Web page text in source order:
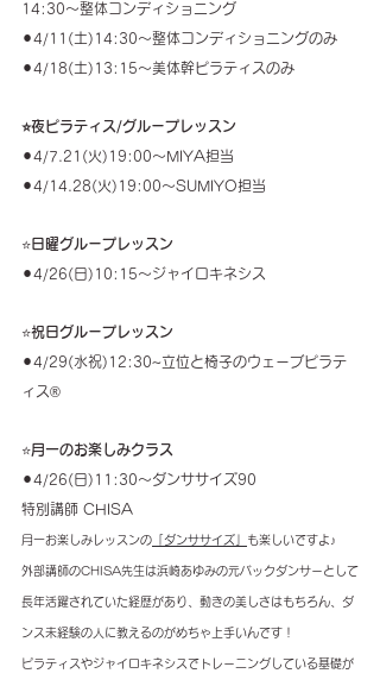
14:30〜整体コンディショニング
⚫︎4/11(土)14:30〜整体コンディショニングのみ
⚫︎4/18(土)13:15〜美体幹ピラティスのみ
⭐️夜ピラティス/グループレッスン
⚫︎4/7.21(火)19:00〜MIYA担当
⚫︎4/14.28(火)19:00〜SUMIYO担当
⭐️日曜グループレッスン
⚫︎4/26(日)10:15〜ジャイロキネシス
⭐️祝日グループレッスン
⚫︎4/29(水祝)12:30~立位と椅子のウェーブピラテ
ィス®
⭐️月一のお楽しみクラス
⚫︎4/26(日)11:30〜ダンササイズ90
特別講師 CHISA
月一お楽しみレッスンの 「ダンササイズ」 も楽しいですよ♪
外部講師のCHISA先生は浜崎あゆみの元バックダンサーとして
長年活躍されていた経歴があり、動きの美しさはもちろん、ダ
ンス未経験の人に教えるのがめちゃ上手いんです！
ピラティスやジャイロキネシスでトレーニングしている基礎が